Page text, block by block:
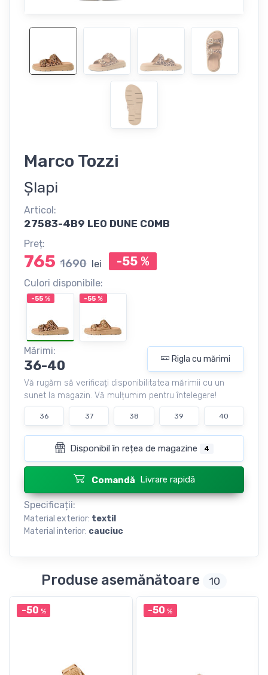
Marco Tozzi
Șlapi
Articol:
27583-4B9 LEO DUNE COMB
Preț:
765 1690 lei -55%
Culori disponibile:
-55 % -55 %
Mărimi:
36-40 Rigla cu mărimi
Vă rugăm să verificați disponibilitatea mărimii cu un
sunet la magazin. Vă mulțumim pentru întelegere!
36 37 38 39 40
Disponibil în rețea de magazine 4
Comandă Livrare rapidă
Specificații:
Material exterior: textil
Material interior: cauciuc
Produse asemănătoare 10
-50 % -50 %